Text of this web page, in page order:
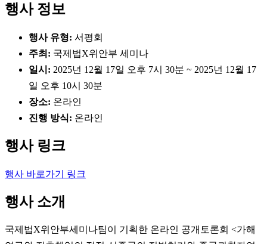
행사 정보
행사 유형: 서평회
주최: 국제법X위안부 세미나
일시: 2025년 12월 17일 오후 7시 30분 ~ 2025년 12월 17
일 오후 10시 30분
장소: 온라인
진행 방식: 온라인
행사 링크
행사 바로가기 링크
행사 소개
국제법X위안부세미나팀이 기획한 온라인 공개토론회 <가해